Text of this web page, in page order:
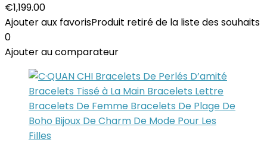
€1,199.00
Ajouter aux favorisProduit retiré de la liste des souhaits
0
Ajouter au comparateur